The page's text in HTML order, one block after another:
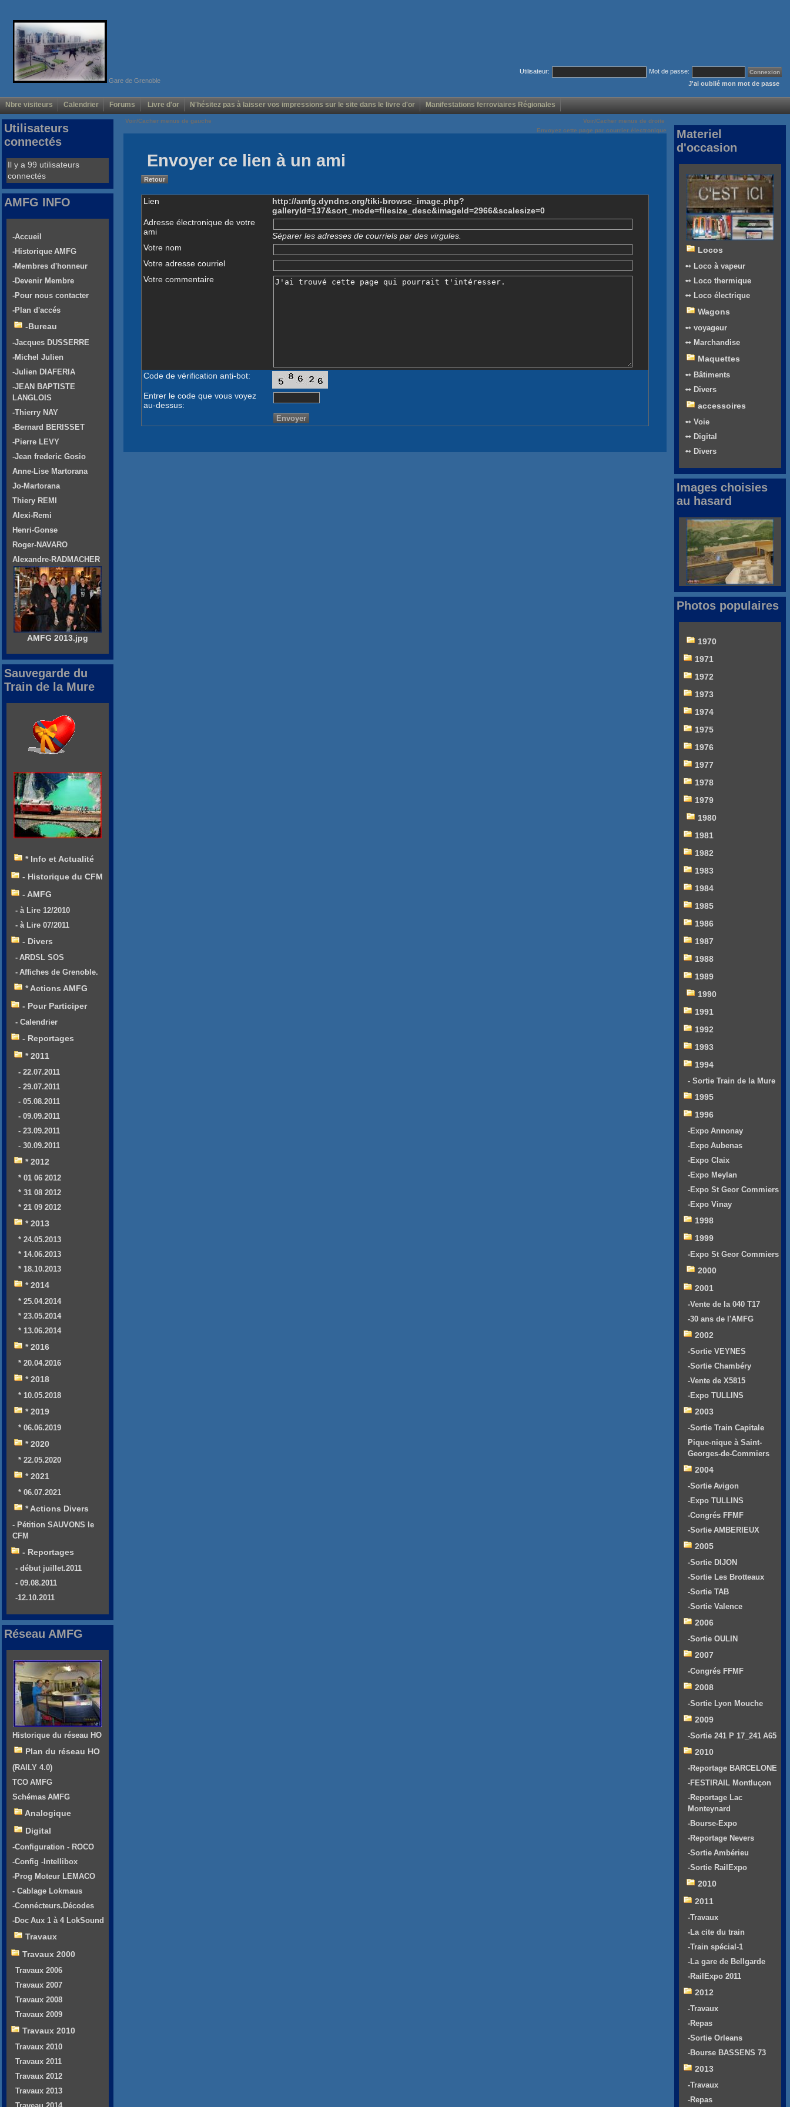
Gare de Grenoble
Utilisateur:
Mot de passe:
J'ai oublié mon mot de passe
Nbre visiteurs Calendrier Forums Livre d'or N'hésitez pas à laisser vos impressions sur le site dans le livre d'or Manifestations ferroviaires Régionales
Voir/Cacher menus de gauche
Voir/Cacher menus de droite
Envoyez cette page par courrier électronique
Envoyer ce lien à un ami
Retour
Lien
http://amfg.dyndns.org/tiki-browse_image.php?
galleryId=137&sort_mode=filesize_desc&imageId=2966&scalesize=0
Adresse électronique de votre
ami
Séparer les adresses de courriels par des virgules.
Votre nom
Votre adresse courriel
Votre commentaire
Code de vérification anti-bot:
Entrer le code que vous voyez
au-dessus:
Utilisateurs
connectés
Il y a 99 utilisateurs
connectés
AMFG INFO
-Accueil
-Historique AMFG
-Membres d'honneur
-Devenir Membre
-Pour nous contacter
-Plan d'accés
-Bureau
-Jacques DUSSERRE
-Michel Julien
-Julien DIAFERIA
-JEAN BAPTISTE
LANGLOIS
-Thierry NAY
-Bernard BERISSET
-Pierre LEVY
-Jean frederic Gosio
Anne-Lise Martorana
Jo-Martorana
Thiery REMI
Alexi-Remi
Henri-Gonse
Roger-NAVARO
Alexandre-RADMACHER
AMFG 2013.jpg
Sauvegarde du
Train de la Mure
* Info et Actualité
- Historique du CFM
- AMFG
- à Lire 12/2010
- à Lire 07/2011
- Divers
- ARDSL SOS
- Affiches de Grenoble.
* Actions AMFG
- Pour Participer
- Calendrier
- Reportages
* 2011
- 22.07.2011
- 29.07.2011
- 05.08.2011
- 09.09.2011
- 23.09.2011
- 30.09.2011
* 2012
* 01 06 2012
* 31 08 2012
* 21 09 2012
* 2013
* 24.05.2013
* 14.06.2013
* 18.10.2013
* 2014
* 25.04.2014
* 23.05.2014
* 13.06.2014
* 2016
* 20.04.2016
* 2018
* 10.05.2018
* 2019
* 06.06.2019
* 2020
* 22.05.2020
* 2021
* 06.07.2021
* Actions Divers
- Pétition SAUVONS le
CFM
- Reportages
- début juillet.2011
- 09.08.2011
-12.10.2011
Réseau AMFG
Historique du réseau HO
Plan du réseau HO
(RAILY 4.0)
TCO AMFG
Schémas AMFG
Analogique
Digital
-Configuration - ROCO
-Config -Intellibox
-Prog Moteur LEMACO
- Cablage Lokmaus
-Connécteurs.Décodes
-Doc Aux 1 à 4 LokSound
Travaux
Travaux 2000
Travaux 2006
Travaux 2007
Travaux 2008
Travaux 2009
Travaux 2010
Travaux 2010
Travaux 2011
Travaux 2012
Travaux 2013
Materiel
d'occasion
Locos
➻ Loco à vapeur
➻ Loco thermique
➻ Loco électrique
Wagons
➻ voyageur
➻ Marchandise
Maquettes
➻ Bâtiments
➻ Divers
accessoires
➻ Voie
➻ Digital
➻ Divers
Images choisies
au hasard
Photos populaires
1970
1971
1972
1973
1974
1975
1976
1977
1978
1979
1980
1981
1982
1983
1984
1985
1986
1987
1988
1989
1990
1991
1992
1993
1994
- Sortie Train de la Mure
1995
1996
-Expo Annonay
-Expo Aubenas
-Expo Claix
-Expo Meylan
-Expo St Geor Commiers
-Expo Vinay
1998
1999
-Expo St Geor Commiers
2000
2001
-Vente de la 040 T17
-30 ans de l'AMFG
2002
-Sortie VEYNES
-Sortie Chambéry
-Vente de X5815
-Expo TULLINS
2003
-Sortie Train Capitale
Pique-nique à Saint-
Georges-de-Commiers
2004
-Sortie Avigon
-Expo TULLINS
-Congrés FFMF
-Sortie AMBERIEUX
2005
-Sortie DIJON
-Sortie Les Brotteaux
-Sortie TAB
-Sortie Valence
2006
-Sortie OULIN
2007
-Congrés FFMF
2008
-Sortie Lyon Mouche
2009
-Sortie 241 P 17_241 A65
2010
-Reportage BARCELONE
-FESTIRAIL Montluçon
-Reportage Lac
Monteynard
-Bourse-Expo
-Reportage Nevers
-Sortie Ambérieu
-Sortie RailExpo
2010
2011
-Travaux
-La cite du train
-Train spécial-1
-La gare de Bellgarde
-RailExpo 2011
2012
-Travaux
-Repas
-Sortie Orleans
-Bourse BASSENS 73
2013
-Travaux
-Repas